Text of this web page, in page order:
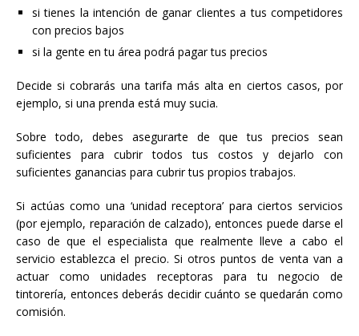
si tienes la intención de ganar clientes a tus competidores
con precios bajos
si la gente en tu área podrá pagar tus precios
Decide si cobrarás una tarifa más alta en ciertos casos, por
ejemplo, si una prenda está muy sucia.
Sobre todo, debes asegurarte de que tus precios sean
suficientes para cubrir todos tus costos y dejarlo con
suficientes ganancias para cubrir tus propios trabajos.
Si actúas como una ‘unidad receptora’ para ciertos servicios
(por ejemplo, reparación de calzado), entonces puede darse el
caso de que el especialista que realmente lleve a cabo el
servicio establezca el precio. Si otros puntos de venta van a
actuar como unidades receptoras para tu negocio de
tintorería, entonces deberás decidir cuánto se quedarán como
comisión.